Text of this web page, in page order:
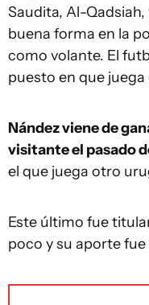
Saudita, Al-
buena forma en la
como volante. El
puesto en que
Nández viene de
visitante el pasado
el que juega otro
Este último fue
poco y su aporte